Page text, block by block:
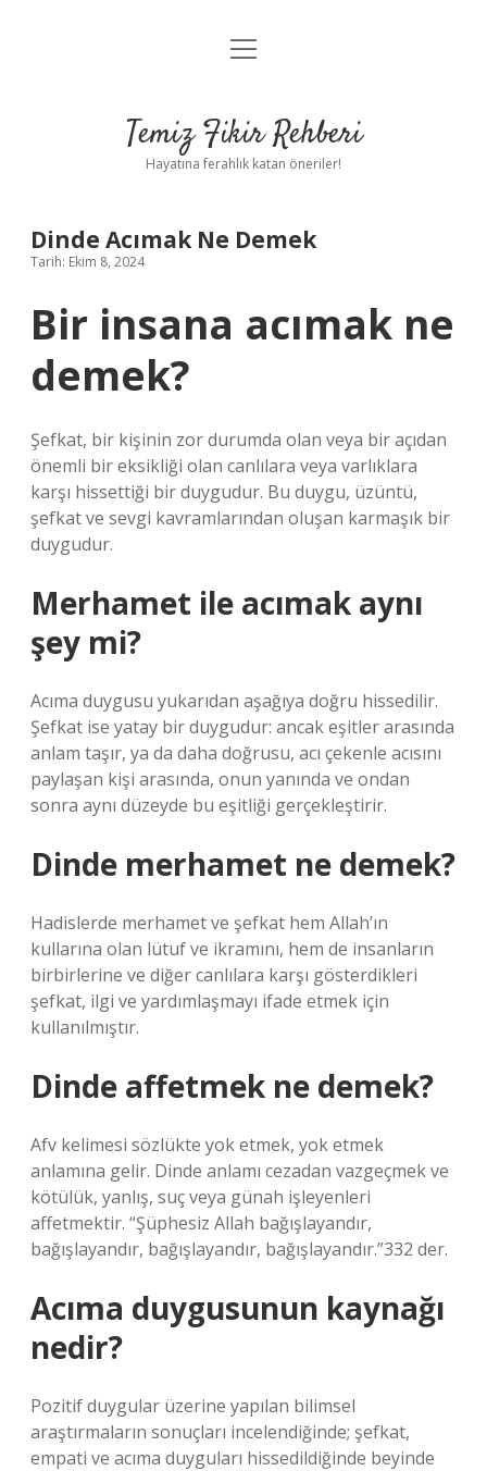
Anasayfa
Yasal Uyarı
menüyü
Temiz Fikir Rehberi
Hayatına ferahlık katan öneriler!
Dinde Acımak Ne Demek
Tarih: Ekim 8, 2024
Bir insana acımak ne
demek?
Şefkat, bir kişinin zor durumda olan veya bir açıdan
önemli bir eksikliği olan canlılara veya varlıklara
karşı hissettiği bir duygudur. Bu duygu, üzüntü,
şefkat ve sevgi kavramlarından oluşan karmaşık bir
duygudur.
Merhamet ile acımak aynı
şey mi?
Acıma duygusu yukarıdan aşağıya doğru hissedilir.
Şefkat ise yatay bir duygudur: ancak eşitler arasında
anlam taşır, ya da daha doğrusu, acı çekenle acısını
paylaşan kişi arasında, onun yanında ve ondan
sonra aynı düzeyde bu eşitliği gerçekleştirir.
Dinde merhamet ne demek?
Hadislerde merhamet ve şefkat hem Allah’ın
kullarına olan lütuf ve ikramını, hem de insanların
birbirlerine ve diğer canlılara karşı gösterdikleri
şefkat, ilgi ve yardımlaşmayı ifade etmek için
kullanılmıştır.
Dinde affetmek ne demek?
Afv kelimesi sözlükte yok etmek, yok etmek
anlamına gelir. Dinde anlamı cezadan vazgeçmek ve
kötülük, yanlış, suç veya günah işleyenleri
affetmektir. “Şüphesiz Allah bağışlayandır,
bağışlayandır, bağışlayandır, bağışlayandır.”332 der.
Acıma duygusunun kaynağı
nedir?
Pozitif duygular üzerine yapılan bilimsel
araştırmaların sonuçları incelendiğinde; şefkat,
empati ve acıma duyguları hissedildiğinde beyinde